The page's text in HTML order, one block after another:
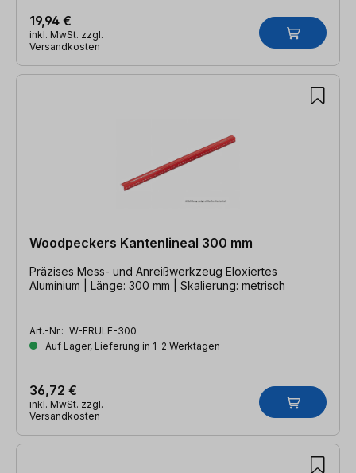
19,94 €
inkl. MwSt. zzgl.
Versandkosten
Woodpeckers Kantenlineal 300 mm
Präzises Mess- und Anreißwerkzeug Eloxiertes
Aluminium | Länge: 300 mm | Skalierung: metrisch
Art.-Nr.: W-ERULE-300
Auf Lager, Lieferung in 1-2 Werktagen
36,72 €
inkl. MwSt. zzgl.
Versandkosten